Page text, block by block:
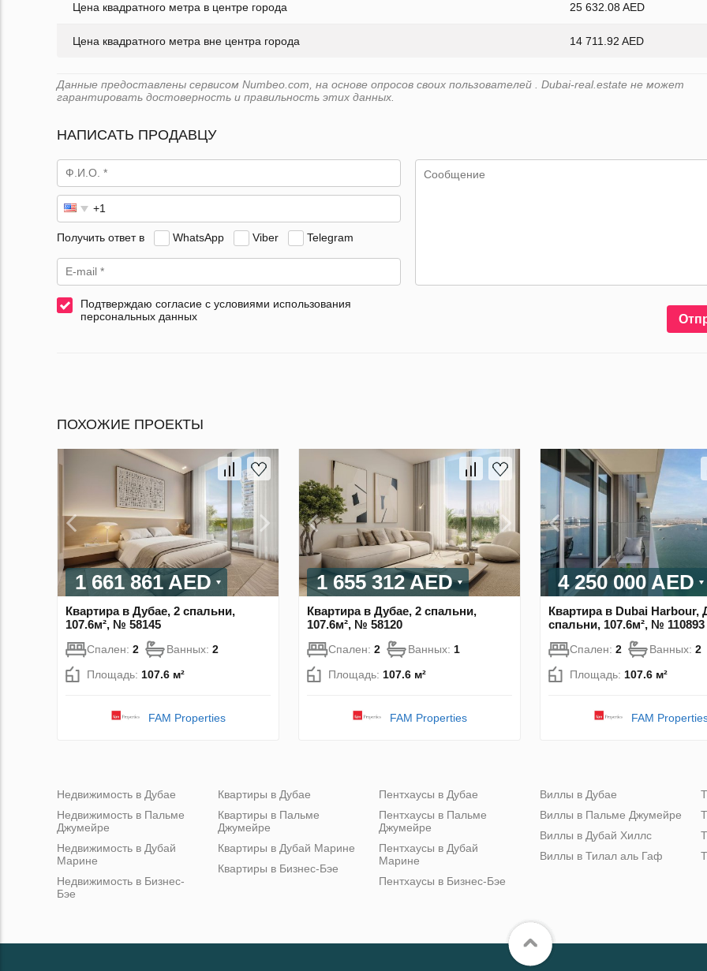
Цена квадратного метра в центре города 25 632.08 AED
Цена квадратного метра вне центра города 14 711.92 AED
Данные предоставлены сервисом Numbeo.com, на основе опросов своих пользователей . Dubai-real.estate не может
гарантировать достоверность и правильность этих данных.
НАПИСАТЬ ПРОДАВЦУ
Получить ответ в WhatsApp Viber Telegram
Подтверждаю согласие с условиями использования
персональных данных
ПОХОЖИЕ ПРОЕКТЫ
1 661 861 AED
Квартира в Дубае, 2 спальни,
107.6м², № 58145
Спален: 2 Ванных: 2
Площадь: 107.6 м²
FAM Properties
1 655 312 AED
Квартира в Дубае, 2 спальни,
107.6м², № 58120
Спален: 2 Ванных: 1
Площадь: 107.6 м²
FAM Properties
4 250 000 AED
Квартира в Dubai Harbour,
спальни, 107.6м², № 110893
Спален: 2 Ванных: 2
Площадь: 107.6 м²
FAM
Недвижимость в Дубае
Недвижимость в Пальме
Джумейре
Недвижимость в Дубай
Марине
Недвижимость в Бизнес-
Бэе
Квартиры в Дубае
Квартиры в Пальме
Джумейре
Квартиры в Дубай Марине
Квартиры в Бизнес-Бэе
Пентхаусы в Дубае
Пентхаусы в Пальме
Джумейре
Пентхаусы в Дубай
Марине
Пентхаусы в Бизнес-Бэе
Виллы в Дубае
Виллы в Пальме Джумейре
Виллы в Дубай Хиллс
Виллы в Тилал аль Гаф